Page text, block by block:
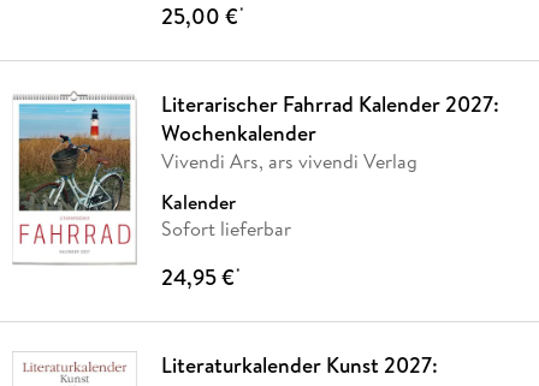
25,00 €*
Literarischer Fahrrad Kalender 2027:
Wochenkalender
Vivendi Ars, ars vivendi Verlag
Kalender
Sofort lieferbar
24,95 €*
Literaturkalender Kunst 2027: